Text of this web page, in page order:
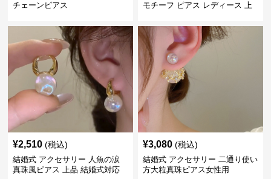
チェーンピアス
モチーフ ピアス レディース 上
¥2,510 (税込)
結婚式 アクセサリー 人魚の涙
真珠風ピアス 上品 結婚式対応
¥3,080 (税込)
結婚式 アクセサリー 二通り使い
方大粒真珠ピアス女性用